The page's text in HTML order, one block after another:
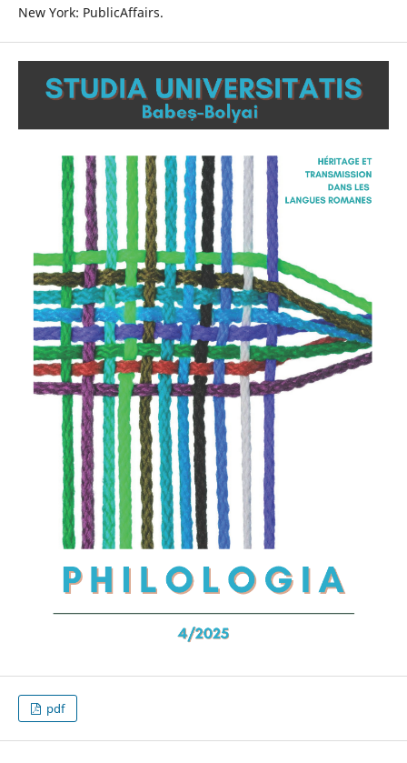
New York: PublicAffairs.
pdf